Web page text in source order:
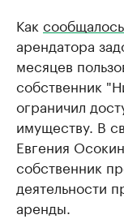
Как сообщалось
арендатора
месяцев
собственник
ограничил
имуществу. В
Евгения
собственник
деятельности
аренды.